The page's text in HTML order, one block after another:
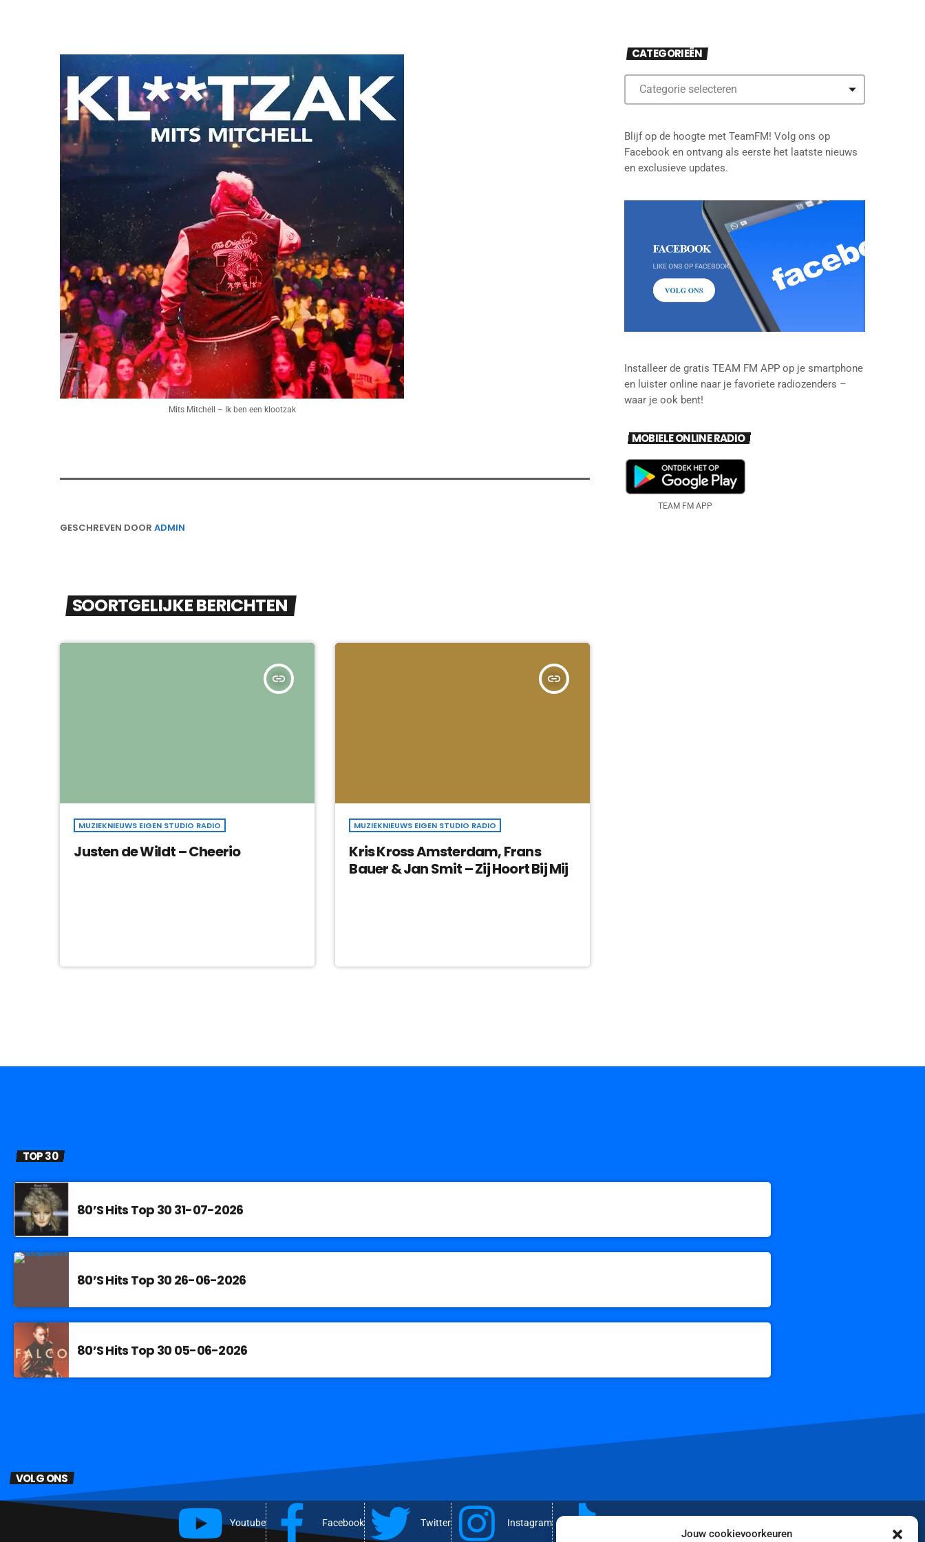
Jouw cookievoorkeuren
Mits Mitchell – Ik ben een klootzak
GESCHREVEN DOOR ADMIN
SOORTGELIJKE BERICHTEN
insert_link
MUZIEKNIEUWS EIGEN STUDIO RADIO
Justen de Wildt – Cheerio
insert_link
MUZIEKNIEUWS EIGEN STUDIO RADIO
Kris Kross Amsterdam, Frans
Bauer & Jan Smit – Zij Hoort Bij Mij
CATEGORIEËN
Blijf op de hoogte met TeamFM! Volg ons op
Facebook en ontvang als eerste het laatste nieuws
en exclusieve updates.
Installeer de gratis TEAM FM APP op je smartphone
en luister online naar je favoriete radiozenders –
waar je ook bent!
MOBIELE ONLINE RADIO
TEAM FM APP
TOP 30
80’S Hits Top 30 31-07-2026
80’S Hits Top 30 26-06-2026
80’S Hits Top 30 05-06-2026
VOLG ONS
Youtube Facebook Twitter Instagram